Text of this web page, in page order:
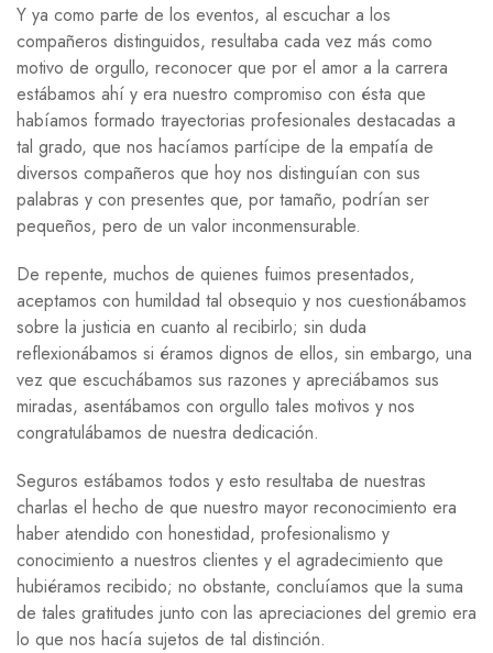
Y ya como parte de los eventos, al escuchar a los
compañeros distinguidos, resultaba cada vez más como
motivo de orgullo, reconocer que por el amor a la carrera
estábamos ahí y era nuestro compromiso con ésta que
habíamos formado trayectorias profesionales destacadas a
tal grado, que nos hacíamos partícipe de la empatía de
diversos compañeros que hoy nos distinguían con sus
palabras y con presentes que, por tamaño, podrían ser
pequeños, pero de un valor inconmensurable.
De repente, muchos de quienes fuimos presentados,
aceptamos con humildad tal obsequio y nos cuestionábamos
sobre la justicia en cuanto al recibirlo; sin duda
reflexionábamos si éramos dignos de ellos, sin embargo, una
vez que escuchábamos sus razones y apreciábamos sus
miradas, asentábamos con orgullo tales motivos y nos
congratulábamos de nuestra dedicación.
Seguros estábamos todos y esto resultaba de nuestras
charlas el hecho de que nuestro mayor reconocimiento era
haber atendido con honestidad, profesionalismo y
conocimiento a nuestros clientes y el agradecimiento que
hubiéramos recibido; no obstante, concluíamos que la suma
de tales gratitudes junto con las apreciaciones del gremio era
lo que nos hacía sujetos de tal distinción.